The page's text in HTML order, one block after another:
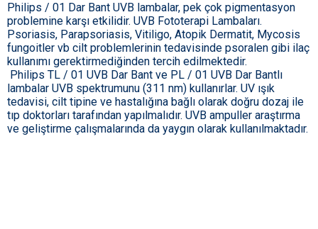
Philips / 01 Dar Bant UVB lambalar, pek çok pigmentasyon
problemine karşı etkilidir. UVB Fototerapi Lambaları.
Psoriasis, Parapsoriasis, Vitiligo, Atopik Dermatit, Mycosis
fungoitler vb cilt problemlerinin tedavisinde psoralen gibi ilaç
kullanımı gerektirmediğinden tercih edilmektedir.
Philips TL / 01 UVB Dar Bant ve PL / 01 UVB Dar Bantlı
lambalar UVB spektrumunu (311 nm) kullanırlar. UV ışık
tedavisi, cilt tipine ve hastalığına bağlı olarak doğru dozaj ile
tıp doktorları tarafından yapılmalıdır. UVB ampuller araştırma
ve geliştirme çalışmalarında da yaygın olarak kullanılmaktadır.